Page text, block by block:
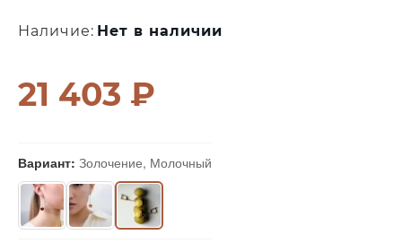
21 403 ₽
Вариант: Золочение, Молочный
Наличие: Нет в наличии